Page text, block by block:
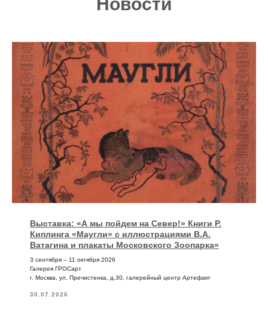
Выставка: «А мы пойдем на Север!» Книги Р.
Киплинга «Маугли» с иллюстрациями В.А.
Ватагина и плакаты Московского Зоопарка»
3 сентября – 11 октября 2026
Галерея ГРОСарт
г. Москва, ул. Пречистенка, д.30, галерейный центр Артефакт
30.07.2026